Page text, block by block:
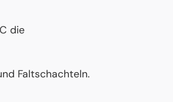
die
Faltschachteln.